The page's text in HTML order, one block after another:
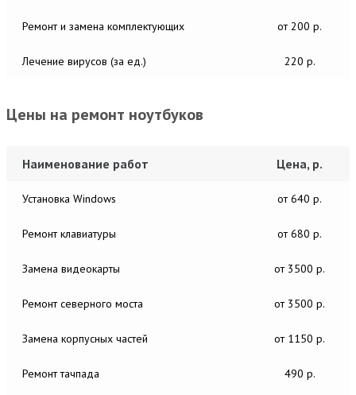
Ремонт и замена комплектующих от 200 р.
Лечение вирусов (за ед.) 220 р.
Цены на ремонт ноутбуков
Наименование работ Цена, р.
Установка Windows от 640 р.
Ремонт клавиатуры от 680 р.
Замена видеокарты от 3500 р.
Ремонт северного моста от 3500 р.
Замена корпусных частей от 1150 р.
Ремонт тачпада 490 р.